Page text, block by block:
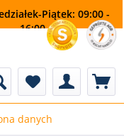
Piątek: 09:00 -
16:00
danych